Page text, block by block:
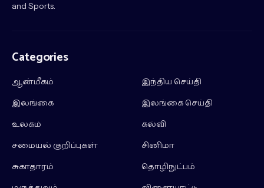
and Sports.
Categories
ஆன்மீகம்
இந்திய செய்தி
இலங்கை
இலங்கை செய்தி
உலகம்
கல்வி
சமையல் குறிப்புகள்
சினிமா
சுகாதாரம்
தொழிநுட்பம்